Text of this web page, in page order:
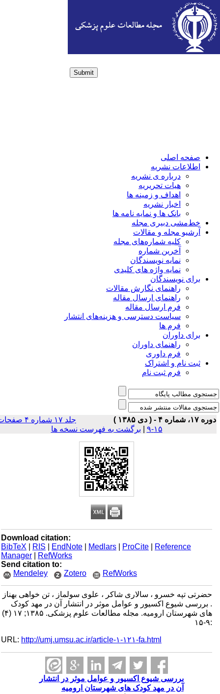
Submit
صفحه اصلی
اطلاعات نشریه
درباره ی نشریه
هیات تحریریه
اهداف و زمینه ها
اخبار نشریه
بانک ها و نمایه نامه ها
خط‌مشی دبیری مجله
آرشیو مجله و مقالات
کلیه شماره‌های مجله
آخرین شماره
نمایه نویسندگان
نمایه واژه های کلیدی
برای نویسندگان
راهنمای نگارش مقالات
راهنمای ارسال مقاله
فرم ارسال مقاله
سیاست دسترسی و هزینه‌های انتشار
فرم ها
برای داوران
راهنمای داوران
فرم داوری
ثبت نام و اشتراک
فرم ثبت نام
شماره ۴ - ( دى ۱۳۸۵ )
جلد ۱۷ شماره ۴ صفحات
۱۵-۹
| برگشت به فهرست نسخه ها
Download citation:
BibTeX
| RIS |EndNote |Medlars |ProCite |Reference
Manager
|RefWorks
Send citation to:
Mendeley
Zotero RefWorks
حضرتی تپه خسرو ، سالاری شاکر ، علوی سولماز ، تن خواهی بهناز
. بررسی شیوع اکسیور و عوامل موثر در انتشار آن در مهد کودک
های شهرستان ارومیه. مجله مطالعات علوم پزشکی. ۱۳۸۵; ۱۷ (۴)
URL:http://umj.umsu.ac.ir/article-۱-۱۲۱-fa.html
بررسی شیوع اکسیور و عوامل موثر در انتشار
آن در مهد کودک های شهرستان ارومیه